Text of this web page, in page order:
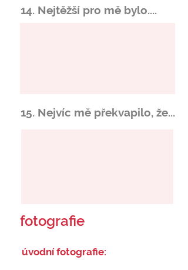
14. Nejtěžší pro mě bylo....
15. Nejvíc mě překvapilo, že...
fotografie
úvodní fotografie: